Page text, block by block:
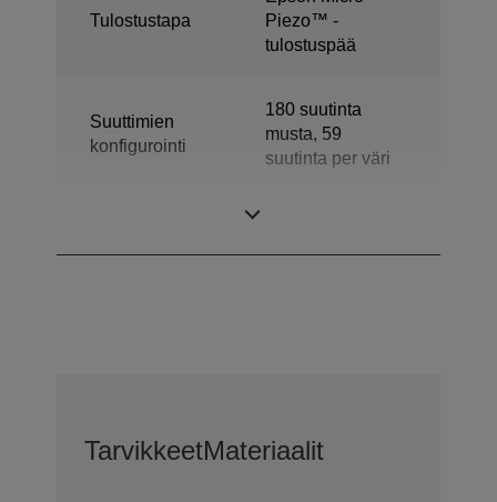
Tulostustapa
Piezo™ -
tulostuspää
Suuttimien
konfigurointi
180 suutinta
musta, 59
suutinta per väri
TarvikkeetMateriaalit